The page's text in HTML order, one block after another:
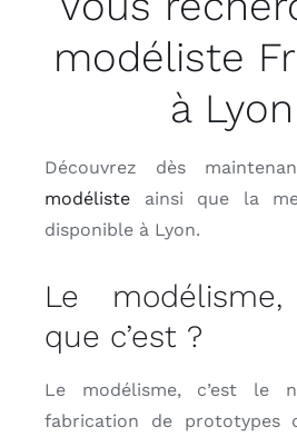
modéliste
à
Découvrez dès
modélisteainsi que la
disponible à Lyon.
Le modélisme,
que c’est ?
Le modélisme, c’est le
fabrication de prototypes